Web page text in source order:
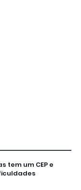
tem um CEP e